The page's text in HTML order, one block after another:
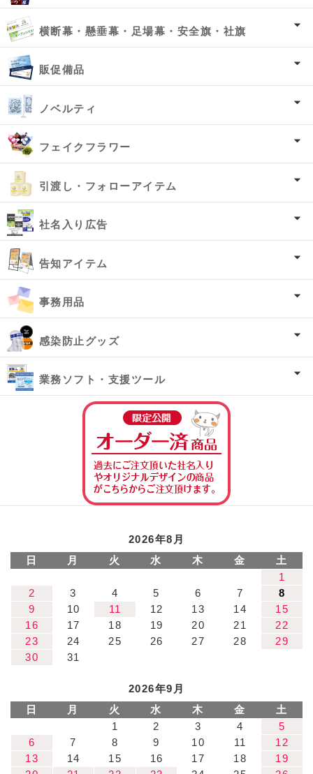
横断幕・懸垂幕・足場幕・安全旗・社旗
販促備品
ノベルティ
フェイクフラワー
引渡し・フォローアイテム
社名入り広告
告知アイテム
事務用品
感染防止グッズ
業務ソフト・支援ツール
2026年8月
日
月 火 水 木 金
土
1
2
3 4 5 6 7
8
9
10 11 12 13 14
15
16
17 18 19 20 21
22
23
24 25 26 27 28
29
30
31
2026年9月
日
月 火 水 木 金
土
1
2 3 4
5
6
7 8 9 10 11
12
13
14 15 16 17 18
19